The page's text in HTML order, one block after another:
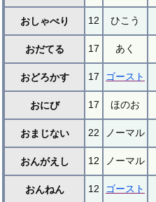
おしゃべり 12 ひこう
おだてる 17 あく
おどろかす 17 ゴースト
おにび 17 ほのお
おまじない 22 ノーマル
おんがえし 12 ノーマル
おんねん 12 ゴースト